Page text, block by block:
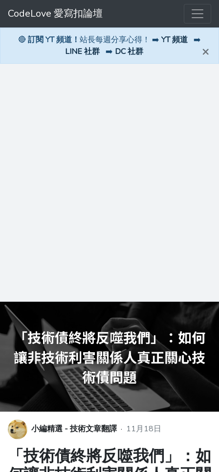
CodeLove 愛寫扣論壇
🔴 訂閱 YT 頻道！ 站長每週分享心得！ ➡️ YT 頻道 ➡️
LINE 社群 ➡️ DC 社群 ×
小編精選 - 技術文章翻譯 · 11月18日
「技術債終將反噬我們」：如